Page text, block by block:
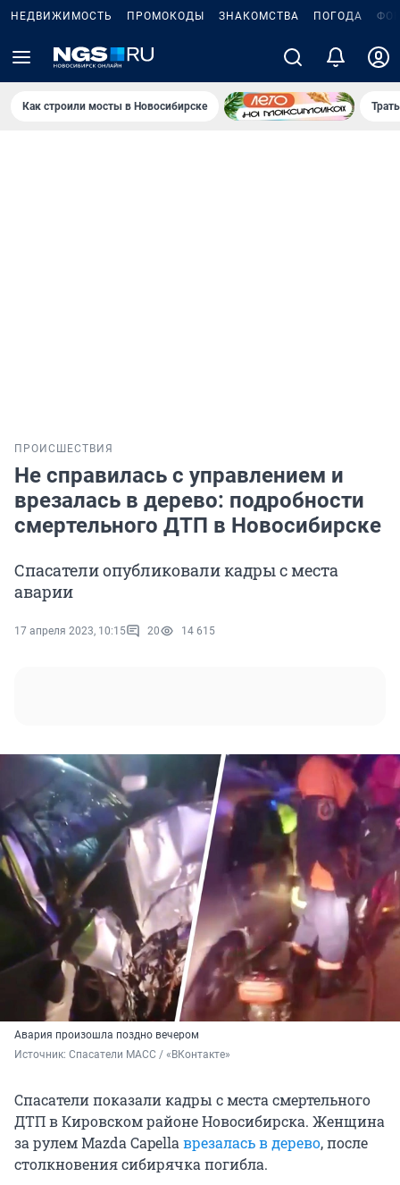
НЕДВИЖИМОСТЬ ПРОМОКОДЫ ЗНАКОМСТВА ПОГОДА
Как строили мосты в Новосибирске
ПРОИСШЕСТВИЯ
Не справилась с управлением и
врезалась в дерево: подробности
смертельного ДТП в Новосибирске
Спасатели опубликовали кадры с места
аварии
17 апреля 2023, 10:15 20 14 615
Авария произошла поздно вечером
Источник: Спасатели МАСС / «ВКонтакте»
Спасатели показали кадры с места смертельного
ДТП в Кировском районе Новосибирска. Женщина
за рулем Mazda Capellaврезалась в дерево, после
столкновения сибирячка погибла.